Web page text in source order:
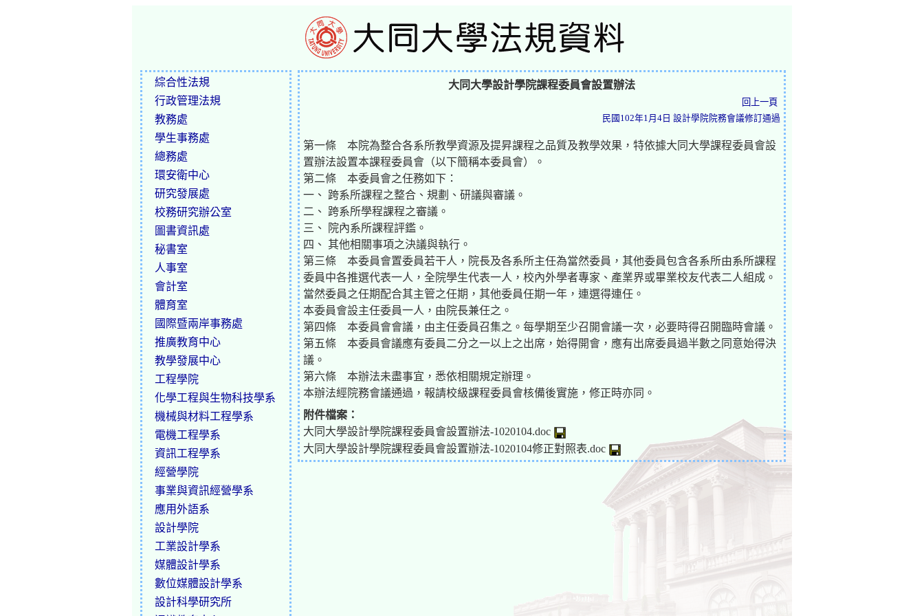
綜合性法規
行政管理法規
教務處
學生事務處
總務處
環安衛中心
研究發展處
校務研究辦公室
圖書資訊處
秘書室
人事室
會計室
體育室
國際暨兩岸事務處
推廣教育中心
教學發展中心
工程學院
化學工程與生物科技學系
機械與材料工程學系
電機工程學系
資訊工程學系
經營學院
事業與資訊經營學系
應用外語系
設計學院
工業設計學系
媒體設計學系
數位媒體設計學系
設計科學研究所
大同大學設計學院課程委員會設置辦法
回上一頁
民國102年1月4日 設計學院院務會議修訂通過
第一條 本院為整合各系所教學資源及提昇課程之品質及教學效果，特依據大同大學課程委員會設
置辦法設置本課程委員會（以下簡稱本委員會）。
第二條 本委員會之任務如下：
一、 跨系所課程之整合、規劃、研議與審議。
二、 跨系所學程課程之審議。
三、 院內系所課程評鑑。
四、 其他相關事項之決議與執行。
第三條 本委員會置委員若干人，院長及各系所主任為當然委員，其他委員包含各系所由系所課程
委員中各推選代表一人，全院學生代表一人，校內外學者專家、產業界或畢業校友代表二人組成。
當然委員之任期配合其主管之任期，其他委員任期一年，連選得連任。
本委員會設主任委員一人，由院長兼任之。
第四條 本委員會會議，由主任委員召集之。每學期至少召開會議一次，必要時得召開臨時會議。
第五條 本委員會議應有委員二分之一以上之出席，始得開會，應有出席委員過半數之同意始得決
議。
第六條 本辦法未盡事宜，悉依相關規定辦理。
本辦法經院務會議通過，報請校級課程委員會核備後實施，修正時亦同。
附件檔案：
大同大學設計學院課程委員會設置辦法-1020104.doc
大同大學設計學院課程委員會設置辦法-1020104修正對照表.doc